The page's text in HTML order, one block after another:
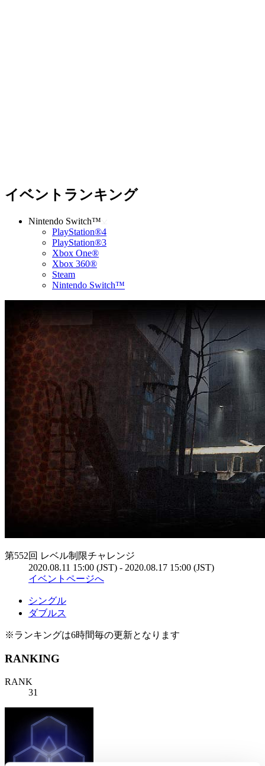
イベントランキング
Nintendo Switch™
PlayStation®4
PlayStation®3
Xbox One®
Xbox 360®
Steam
Nintendo Switch™
第552回 レベル制限チャレンジ
2020.08.11 15:00 (JST) - 2020.08.17 15:00 (JST)
イベントページへ
シングル
ダブルス
※ランキングは6時間毎の更新となります
RANKING
RANK
31